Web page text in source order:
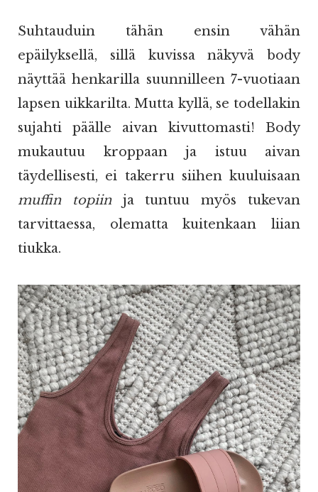
Suhtauduin tähän ensin vähän
epäilyksellä, sillä kuvissa näkyvä body
näyttää henkarilla suunnilleen 7-vuotiaan
lapsen uikkarilta. Mutta kyllä, se todellakin
sujahti päälle aivan kivuttomasti! Body
mukautuu kroppaan ja istuu aivan
täydellisesti, ei takerru siihen kuuluisaan
muffin topiinja tuntuu myös tukevan
tarvittaessa, olematta kuitenkaan liian
tiukka.